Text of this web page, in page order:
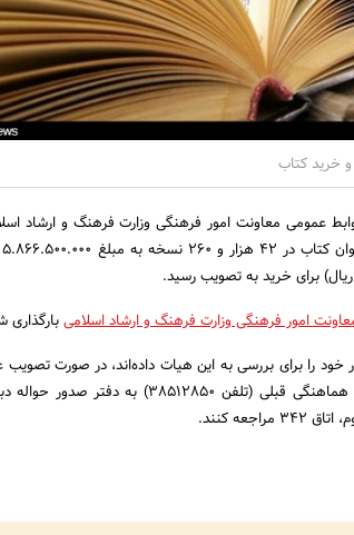
برای خرید به تصویب رسید.
معاونت امور فرهنگی وزارت فرهنگ و ارشاد اسلامی
خود را برای بررسی به این هیات داده‌اند، در صورت تصویب
خرید و تحویل کتاب‌ها می‌توانند با هماهنگی قبلی
کنند.